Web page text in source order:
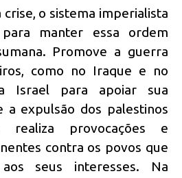
o sistema imperialista
manter essa ordem
Promove a guerra
como no Iraque e no
Israel para apoiar sua
a expulsão dos palestinos
provocações e
contra os povos que
seus interesses. Na